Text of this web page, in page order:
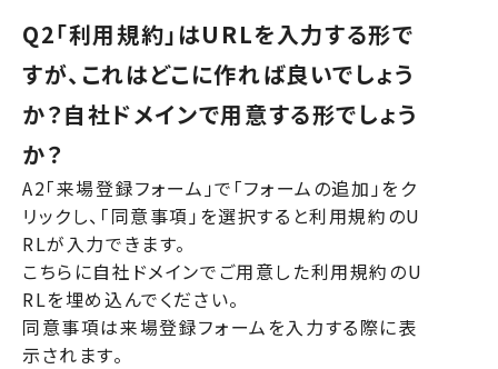
Q2「利用規約」はURLを入力する形で
すが、これはどこに作れば良いでしょう
か？自社ドメインで用意する形でしょう
か？
A2「来場登録フォーム」で「フォームの追加」をク
リックし、「同意事項」を選択すると利用規約のU
RLが入力できます。
こちらに自社ドメインでご用意した利用規約のU
RLを埋め込んでください。
同意事項は来場登録フォームを入力する際に表
示されます。